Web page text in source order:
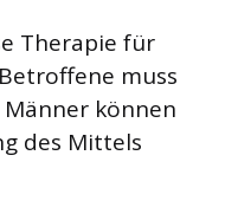
Therapie für
muss
können
des Mittels